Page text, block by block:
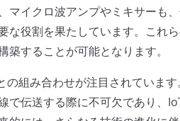
マイクロ波アンプやミキサーも
な役割を果たしています。これ
することが可能となります。
組み合わせが注目されていま
で伝送する際に不可欠であり、